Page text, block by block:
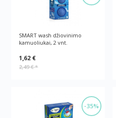
SMART wash džiovinimo
kamuoliukai, 2 vnt.
1,62 €
2,49 €*
-35%